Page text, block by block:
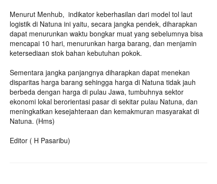
Menurut Menhub, indikator keberhasilan dari model tol laut
logistik di Natuna ini yaitu, secara jangka pendek, diharapkan
dapat menurunkan waktu bongkar muat yang sebelumnya bisa
mencapai 10 hari, menurunkan harga barang, dan menjamin
ketersediaan stok bahan kebutuhan pokok.
Sementara jangka panjangnya diharapkan dapat menekan
disparitas harga barang sehingga harga di Natuna tidak jauh
berbeda dengan harga di pulau Jawa, tumbuhnya sektor
ekonomi lokal berorientasi pasar di sekitar pulau Natuna, dan
meningkatkan kesejahteraan dan kemakmuran masyarakat di
Natuna. (Hms)
Editor ( H Pasaribu)